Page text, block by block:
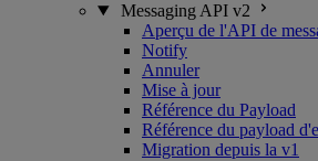
Messaging API v2
Aperçu de l'API de
Notify
Annuler
Mise à jour
Référence du Payload
Référence du payload
Migration depuis la v1